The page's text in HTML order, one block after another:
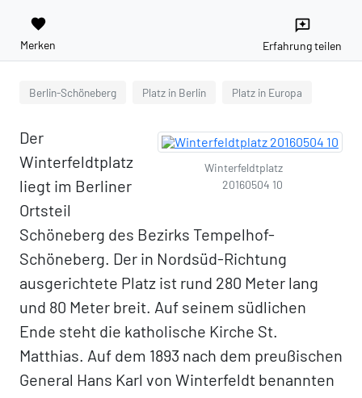
favorite
Merken
reviews
Erfahrung teilen
Berlin-Schöneberg Platz in Berlin Platz in Europa
Winterfeldtplatz
20160504 10
Der
Winterfeldtplatz
liegt im Berliner
Ortsteil
Schöneberg des Bezirks Tempelhof-
Schöneberg. Der in Nordsüd-Richtung
ausgerichtete Platz ist rund 280 Meter lang
und 80 Meter breit. Auf seinem südlichen
Ende steht die katholische Kirche St.
Matthias. Auf dem 1893 nach dem preußischen
General Hans Karl von Winterfeldt benannten